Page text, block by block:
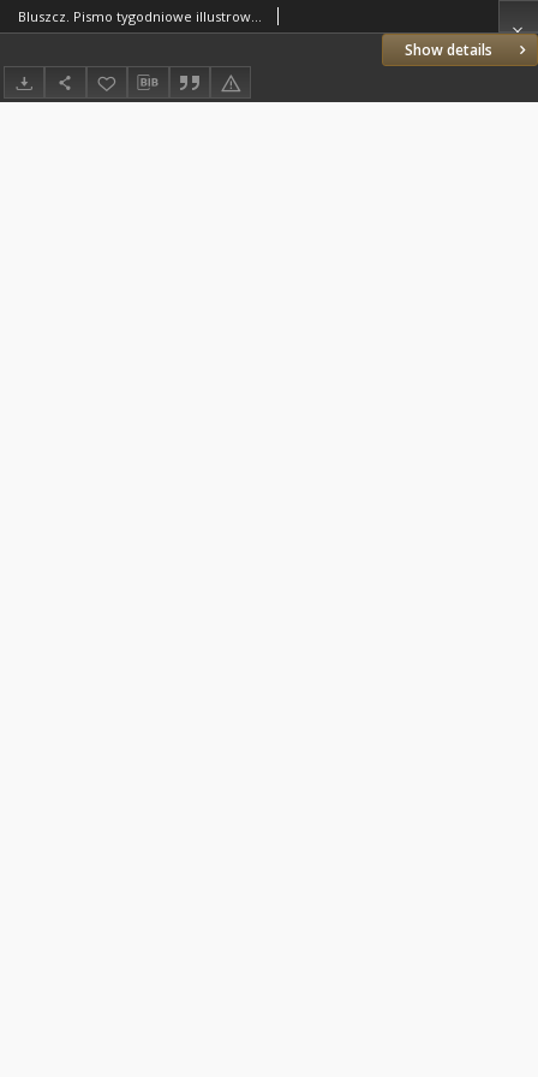
Show details
Bluszcz. Pismo tygodniowe illustrowane dla kobiet. 1904.10.24 (11.06) R.40 nr45